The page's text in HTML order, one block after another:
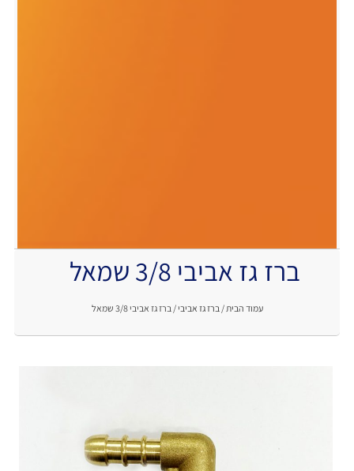
ברז גז אביבי 3/8 שמאל
עמוד הבית/ברז גז אביבי / ברז גז אביבי 3/8 שמאל